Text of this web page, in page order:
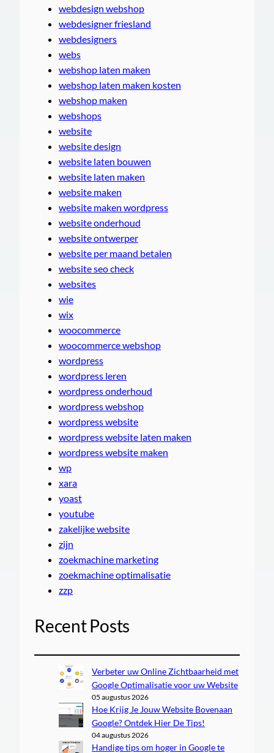
webdesign webshop
webdesigner friesland
webdesigners
webs
webshop laten maken
webshop laten maken kosten
webshop maken
webshops
website
website design
website laten bouwen
website laten maken
website maken
website maken wordpress
website onderhoud
website ontwerper
website per maand betalen
website seo check
websites
wie
wix
woocommerce
woocommerce webshop
wordpress
wordpress leren
wordpress onderhoud
wordpress webshop
wordpress website
wordpress website laten maken
wordpress website maken
wp
xara
yoast
youtube
zakelijke website
zijn
zoekmachine marketing
zoekmachine optimalisatie
zzp
Recent Posts
Verbeter uw Online Zichtbaarheid met
Google Optimalisatie voor uw Website
05 augustus 2026
Hoe Krijg Je Jouw Website Bovenaan
Google? Ontdek Hier De Tips!
04 augustus 2026
Handige tips om hoger in Google te